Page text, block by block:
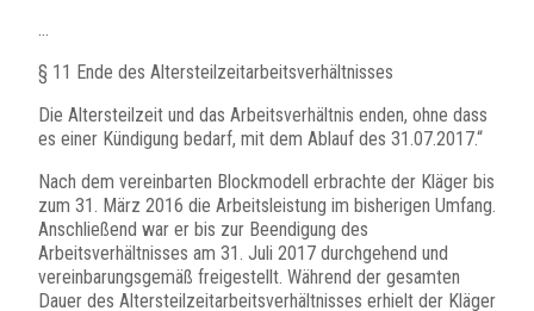
…
§ 11 Ende des Altersteilzeitarbeitsverhältnisses
Die Altersteilzeit und das Arbeitsverhältnis enden, ohne dass
es einer Kündigung bedarf, mit dem Ablauf des 31.07.2017.“
Nach dem vereinbarten Blockmodell erbrachte der Kläger bis
zum 31. März 2016 die Arbeitsleistung im bisherigen Umfang.
Anschließend war er bis zur Beendigung des
Arbeitsverhältnisses am 31. Juli 2017 durchgehend und
vereinbarungsgemäß freigestellt. Während der gesamten
Dauer des Altersteilzeitarbeitsverhältnisses erhielt der Kläger